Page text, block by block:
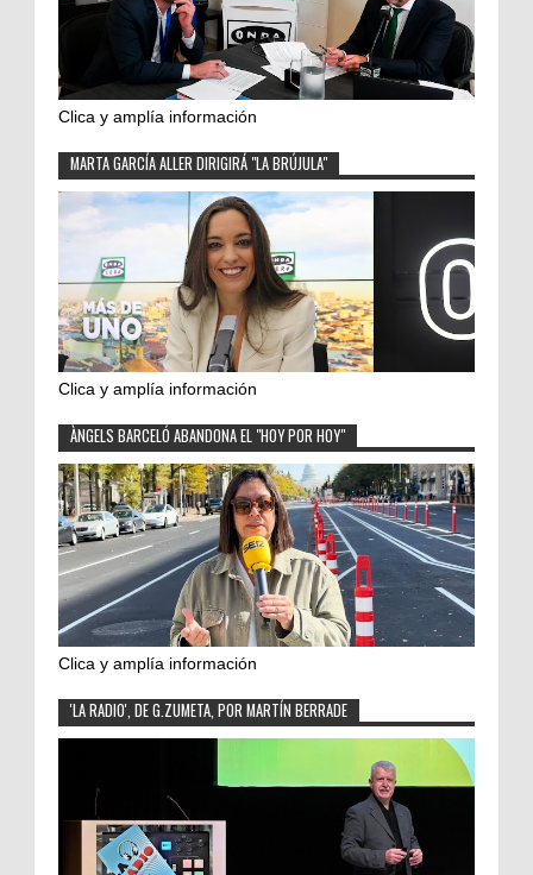
Clica y amplía información
MARTA GARCÍA ALLER DIRIGIRÁ "LA BRÚJULA"
Clica y amplía información
ÀNGELS BARCELÓ ABANDONA EL "HOY POR HOY"
Clica y amplía información
'LA RADIO', DE G.ZUMETA, POR MARTÍN BERRADE